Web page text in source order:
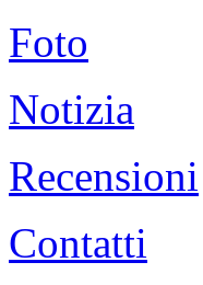
Foto
Notizia
Recensioni
Contatti